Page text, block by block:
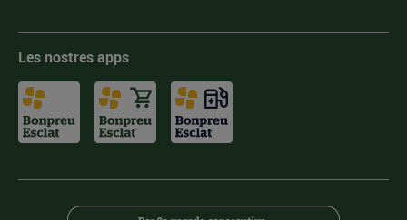
Les nostres apps